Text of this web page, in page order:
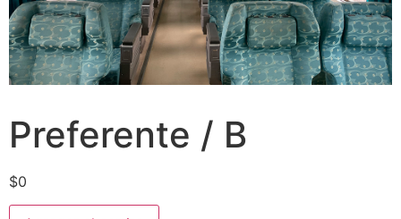
Preferente / B
$0